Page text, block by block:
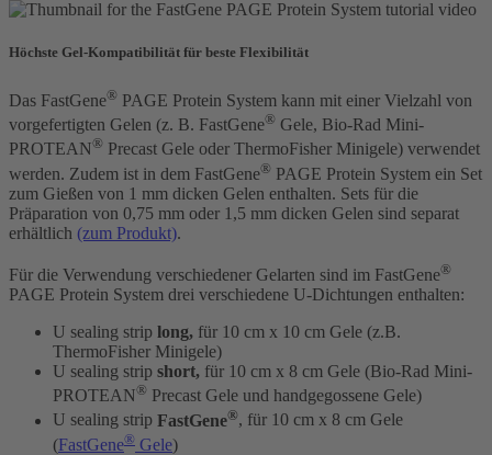
Höchste Gel-Kompatibilität für beste Flexibilität
Das FastGene® PAGE Protein System kann mit einer Vielzahl von
vorgefertigten Gelen (z. B. FastGene® Gele, Bio-Rad Mini-
PROTEAN® Precast Gele oder ThermoFisher Minigele) verwendet
werden. Zudem ist in dem FastGene® PAGE Protein System ein Set
zum Gießen von 1 mm dicken Gelen enthalten. Sets für die
Präparation von 0,75 mm oder 1,5 mm dicken Gelen sind separat
erhältlich (zum Produkt).
Für die Verwendung verschiedener Gelarten sind im FastGene®
PAGE Protein System drei verschiedene U-Dichtungen enthalten:
U sealing strip long, für 10 cm x 10 cm Gele (z.B.
ThermoFisher Minigele)
U sealing strip short, für 10 cm x 8 cm Gele (Bio-Rad Mini-
PROTEAN® Precast Gele und handgegossene Gele)
U sealing strip FastGene®, für 10 cm x 8 cm Gele
(FastGene® Gele)